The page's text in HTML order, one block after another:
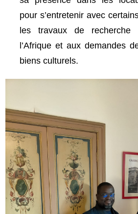
pour s’entretenir avec
les travaux de recherche
l’Afrique et aux demandes
biens culturels.